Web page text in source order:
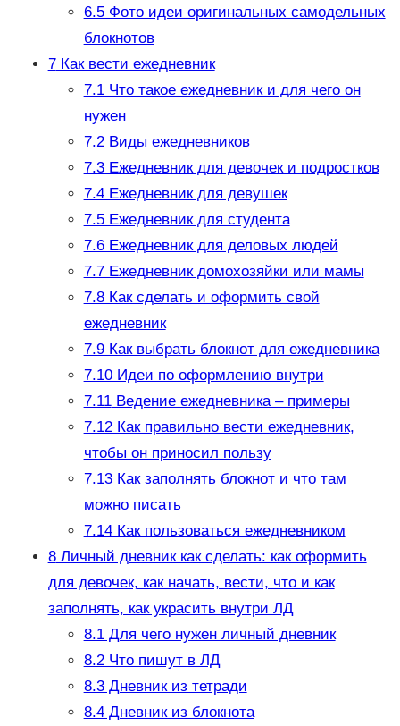
6.5Фото идеи оригинальных самодельных
блокнотов
7Как вести ежедневник
7.1Что такое ежедневник и для чего он
нужен
7.2Виды ежедневников
7.3Ежедневник для девочек и подростков
7.4Ежедневник для девушек
7.5Ежедневник для студента
7.6Ежедневник для деловых людей
7.7Ежедневник домохозяйки или мамы
7.8Как сделать и оформить свой
ежедневник
7.9Как выбрать блокнот для ежедневника
7.10Идеи по оформлению внутри
7.11Ведение ежедневника – примеры
7.12Как правильно вести ежедневник,
чтобы он приносил пользу
7.13Как заполнять блокнот и что там
можно писать
7.14Как пользоваться ежедневником
8Личный дневник как сделать: как оформить
для девочек, как начать, вести, что и как
заполнять, как украсить внутри ЛД
8.1Для чего нужен личный дневник
8.2Что пишут в ЛД
8.3Дневник из тетради
8.4Дневник из блокнота